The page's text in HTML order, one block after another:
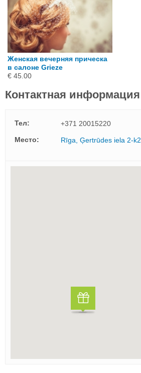
Женская вечерняя прическа
в салоне Grieze
€ 45.00
Контактная информация
Тел:
+371 20015220
Mесто:
Rīga, Ģertrūdes iela 2-k2